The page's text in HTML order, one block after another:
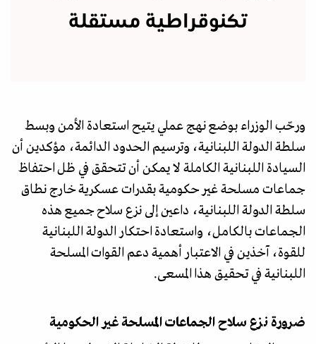
تكنوقراطية مستقلة
ورحّب الوزراء بوضع نهج عملي يتيح استعادة الأمن وبسط
سلطة الدولة اللبنانية، وترسيم الحدود الدائمة، مؤكدين أن
السيادة اللبنانية الكاملة لا يمكن أن تتحقق في ظل احتفاظ
جماعات مسلحة غير حكومية بقدرات عسكرية خارج نطاق
سلطة الدولة اللبنانية، داعين إلى نزع سلاح جميع هذه
الجماعات بالكامل، واستعادة احتكار الدولة اللبنانية
للقوة، آخذين في الاعتبار أهمية دعم القوات المسلحة
اللبنانية في تحقيق هذا المسعى.
ضرورة نزع سلاح الجماعات المسلحة غير الحكومية